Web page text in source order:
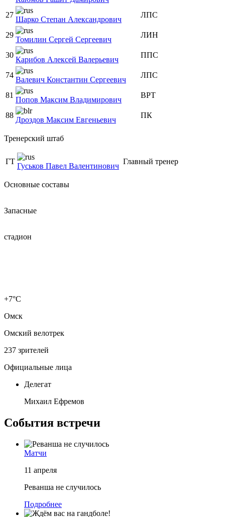
27
Шарко Степан Александрович
ЛПС
29
Томилин Сергей Сергеевич
ЛИН
30
Карибов Алексей Валерьевич
ППС
74
Валевич Константин Сергеевич
ЛПС
81
Попов Максим Владимирович
ВРТ
88
Дроздов Максим Евгеньевич
ПК
Тренерский штаб
ГТ
Гуськов Павел Валентинович
Главный тренер
Основные составы
Запасные
стадион
+7°C
Омск
Омский велотрек
237 зрителей
Официальные лица
Делегат
Михаил Ефремов
События встречи
Матчи
11 апреля
Реванша не случилось
Подробнее